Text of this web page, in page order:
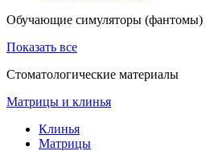
Обучающие симуляторы (фантомы)
Показать все
Стоматологические материалы
Матрицы и клинья
Клинья
Матрицы